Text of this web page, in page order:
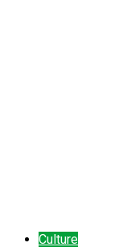
Culture